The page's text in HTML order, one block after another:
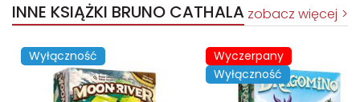
INNE KSIĄŻKI BRUNO CATHALA zobacz więcej
Wyłączność
Wyczerpany
Wyłączność